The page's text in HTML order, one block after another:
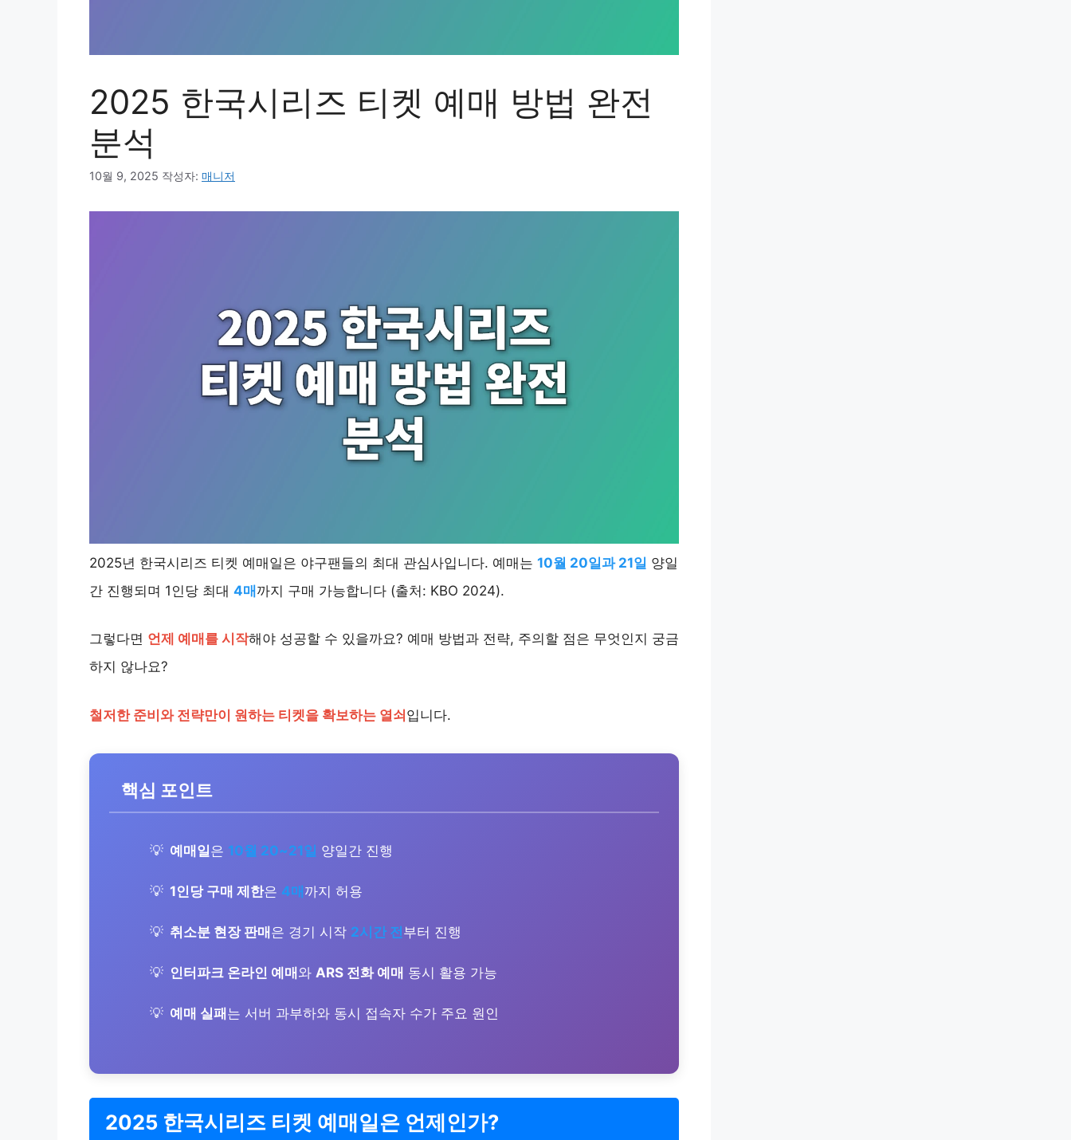
2025 한국시리즈 티켓 예매 방법 완전
분석
10월 9, 2025 작성자: 매니저
2025년 한국시리즈 티켓 예매일은 야구팬들의 최대 관심사입니다. 예매는 10월 20일과 21일 양일
간 진행되며 1인당 최대 4매까지 구매 가능합니다 (출처: KBO 2024).
그렇다면 언제 예매를 시작해야 성공할 수 있을까요? 예매 방법과 전략, 주의할 점은 무엇인지 궁금
하지 않나요?
철저한 준비와 전략만이 원하는 티켓을 확보하는 열쇠입니다.
핵심 포인트
예매일은 10월 20~21일 양일간 진행
1인당 구매 제한은 4매까지 허용
취소분 현장 판매은 경기 시작 2시간 전부터 진행
인터파크 온라인 예매와 ARS 전화 예매 동시 활용 가능
예매 실패는 서버 과부하와 동시 접속자 수가 주요 원인
2025 한국시리즈 티켓 예매일은 언제인가?